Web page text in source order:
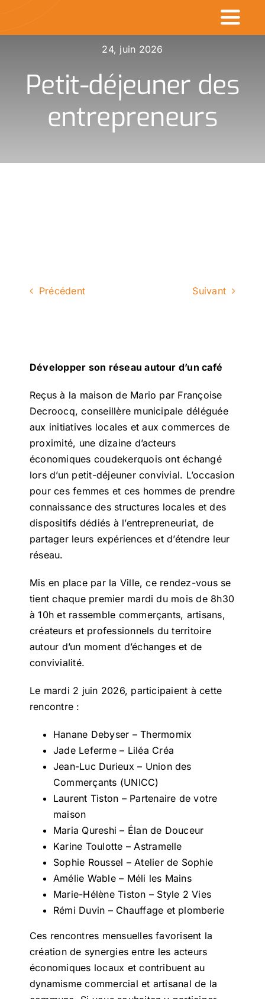
Commerçants en
Made in CDK
Actualités
24, juin 2026
Petit-déjeuner des
entrepreneurs
Précédent Suivant
Développer son réseau autour d’un café
Reçus à la maison de Mario par Françoise
Decroocq, conseillère municipale déléguée
aux initiatives locales et aux commerces de
proximité, une dizaine d’acteurs
économiques coudekerquois ont échangé
lors d’un petit-déjeuner convivial. L’occasion
pour ces femmes et ces hommes de prendre
connaissance des structures locales et des
dispositifs dédiés à l’entrepreneuriat, de
partager leurs expériences et d’étendre leur
réseau.
Mis en place par la Ville, ce rendez-vous se
tient chaque premier mardi du mois de 8h30
à 10h et rassemble commerçants, artisans,
créateurs et professionnels du territoire
autour d’un moment d’échanges et de
convivialité.
Le mardi 2 juin 2026, participaient à cette
rencontre :
Hanane Debyser – Thermomix
Jade Leferme – Liléa Créa
Jean-Luc Durieux – Union des
Commerçants (UNICC)
Laurent Tiston – Partenaire de votre
maison
Maria Qureshi – Élan de Douceur
Karine Toulotte – Astramelle
Sophie Roussel – Atelier de Sophie
Amélie Wable – Méli les Mains
Marie-Hélène Tiston – Style 2 Vies
Rémi Duvin – Chauffage et plomberie
Ces rencontres mensuelles favorisent la
création de synergies entre les acteurs
économiques locaux et contribuent au
dynamisme commercial et artisanal de la